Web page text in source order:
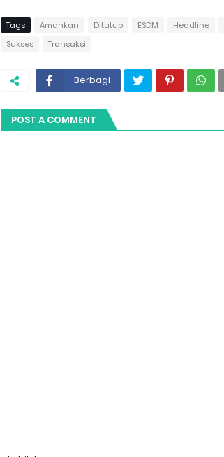
Tags Amankan Ditutup ESDM Headline
Sukses
Transaksi
Berbagi
POST A COMMENT